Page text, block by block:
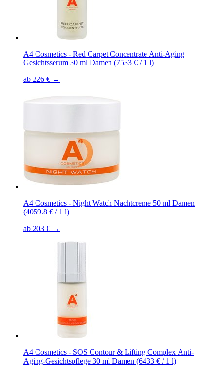
A4 Cosmetics - Red Carpet Concentrate Anti-Aging
Gesichtsserum 30 ml Damen (7533 € / 1 l)
ab 226 € →
A4 Cosmetics - Night Watch Nachtcreme 50 ml Damen
(4059.8 € / 1 l)
ab 203 € →
A4 Cosmetics - SOS Contour & Lifting Complex Anti-
Aging-Gesichtspflege 30 ml Damen (6433 € / 1 l)